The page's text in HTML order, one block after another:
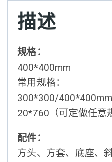
描述
规格：
400*400mm
常用规格：
300*300/
20*760（可定做任意
配件：
方头、方套、底座、